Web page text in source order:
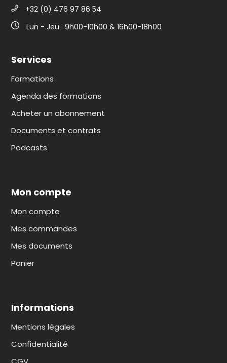
+32 (0) 476 97 86 54
Lun - Jeu : 9h00-10h00 & 16h00-18h00
Services
Formations
Agenda des formations
Acheter un abonnement
Documents et contrats
Podcasts
Mon compte
Mon compte
Mes commandes
Mes documents
Panier
Informations
Mentions légales
Confidentialité